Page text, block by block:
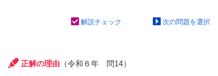
解説チェック 次の問題を選択
正解の理由 （令和６年 問14）